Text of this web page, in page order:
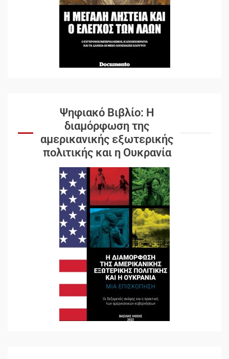
Ψηφιακό Βιβλίο: Η
διαμόρφωση της
αμερικανικής εξωτερικής
πολιτικής και η Ουκρανία